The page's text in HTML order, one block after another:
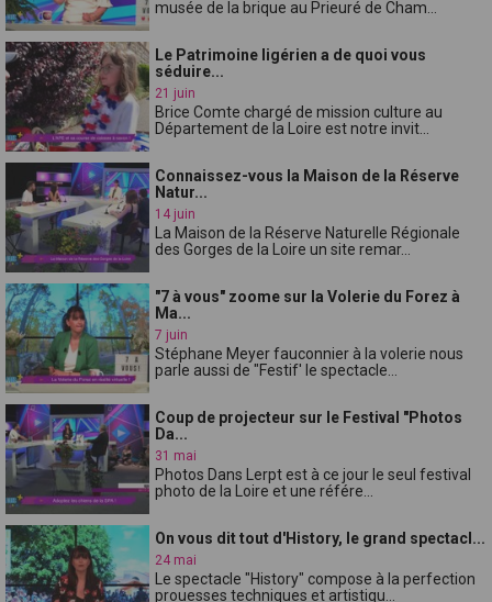
musée de la brique au Prieuré de Cham...
Le Patrimoine ligérien a de quoi vous
séduire...
21 juin
Brice Comte chargé de mission culture au
Département de la Loire est notre invit...
Connaissez-vous la Maison de la Réserve
Natur...
14 juin
La Maison de la Réserve Naturelle Régionale
des Gorges de la Loire un site remar...
"7 à vous" zoome sur la Volerie du Forez à
Ma...
7 juin
Stéphane Meyer fauconnier à la volerie nous
parle aussi de "Festif' le spectacle...
Coup de projecteur sur le Festival "Photos
Da...
31 mai
Photos Dans Lerpt est à ce jour le seul festival
photo de la Loire et une référe...
On vous dit tout d'History, le grand spectacl...
24 mai
Le spectacle "History" compose à la perfection
prouesses techniques et artistiqu...